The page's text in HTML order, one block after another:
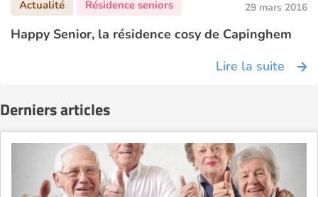
29 mars 2016
Happy Senior, la résidence cosy de Capinghem
Lire la suite
Derniers articles